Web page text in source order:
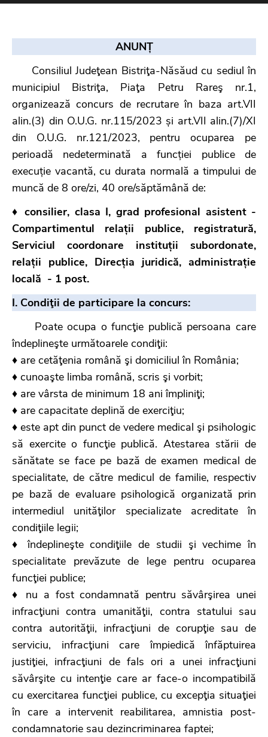
ANUNȚ
Consiliul Judeţean Bistriţa-Năsăud cu sediul în
municipiul Bistriţa, Piaţa Petru Rareş nr.1,
organizează concurs de recrutare în baza art.VII
alin.(3) din O.U.G. nr.115/2023 și art.VII alin.(7)/XI
din O.U.G. nr.121/2023, pentru ocuparea pe
perioadă nedeterminată a funcției publice de
execuție vacantă, cu durata normală a timpului de
muncă de 8 ore/zi, 40 ore/săptămână de:
♦ consilier, clasa I, grad profesional asistent -
Compartimentul relații publice, registratură,
Serviciul coordonare instituții subordonate,
relații publice, Direcția juridică, administrație
locală - 1 post.
I. Condiţii de participare la concurs:
Poate ocupa o funcţie publică persoana care
îndeplineşte următoarele condiţii:
♦ are cetăţenia română şi domiciliul în România;
♦ cunoaşte limba română, scris şi vorbit;
♦ are vârsta de minimum 18 ani împliniţi;
♦ are capacitate deplină de exerciţiu;
♦ este apt din punct de vedere medical şi psihologic
să exercite o funcţie publică. Atestarea stării de
sănătate se face pe bază de examen medical de
specialitate, de către medicul de familie, respectiv
pe bază de evaluare psihologică organizată prin
intermediul unităţilor specializate acreditate în
condiţiile legii;
♦ îndeplineşte condiţiile de studii şi vechime în
specialitate prevăzute de lege pentru ocuparea
funcţiei publice;
♦ nu a fost condamnată pentru săvârşirea unei
infracţiuni contra umanităţii, contra statului sau
contra autorităţii, infracţiuni de corupţie sau de
serviciu, infracţiuni care împiedică înfăptuirea
justiţiei, infracţiuni de fals ori a unei infracţiuni
săvârşite cu intenţie care ar face-o incompatibilă
cu exercitarea funcţiei publice, cu excepţia situaţiei
în care a intervenit reabilitarea, amnistia post-
condamnatorie sau dezincriminarea faptei;